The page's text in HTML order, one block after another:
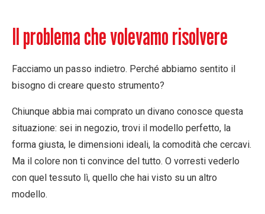
Il problema che volevamo risolvere
Facciamo un passo indietro. Perché abbiamo sentito il
bisogno di creare questo strumento?
Chiunque abbia mai comprato un divano conosce questa
situazione: sei in negozio, trovi il modello perfetto, la
forma giusta, le dimensioni ideali, la comodità che cercavi.
Ma il colore non ti convince del tutto. O vorresti vederlo
con quel tessuto lì, quello che hai visto su un altro
modello.